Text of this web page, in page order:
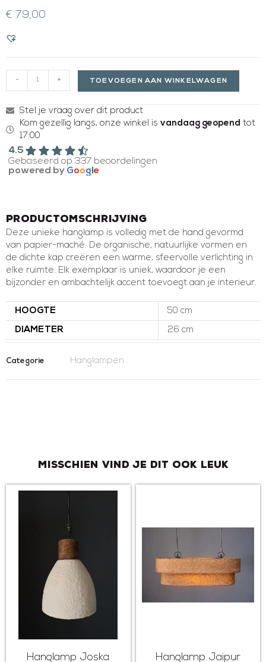
€ 79,00
- + TOEVOEGEN AAN WINKELWAGEN
Stel je vraag over dit product
Kom gezellig langs, onze winkel is vandaag geopend tot
17:00
4.5
Gebaseerd op 337 beoordelingen
powered by Goog e
Productomschrijving
Deze unieke hanglamp is volledig met de hand gevormd
van papier-maché. De organische, natuurlijke vormen en
de dichte kap creëren een warme, sfeervolle verlichting in
elke ruimte. Elk exemplaar is uniek, waardoor je een
bijzonder en ambachtelijk accent toevoegt aan je interieur.
HOOGTE 50 cm
DIAMETER 26 cm
Categorie Hanglampen
Misschien vind je dit ook leuk
Hanglamp Joska Hanglamp Jaipur